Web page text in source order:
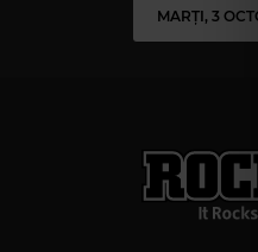
MARȚI, 3